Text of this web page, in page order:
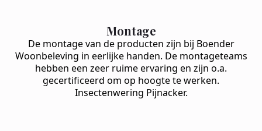
Montage
De montage van de producten zijn bij Boender
Woonbeleving in eerlijke handen. De montageteams
hebben een zeer ruime ervaring en zijn o.a.
gecertificeerd om op hoogte te werken.
Insectenwering Pijnacker.